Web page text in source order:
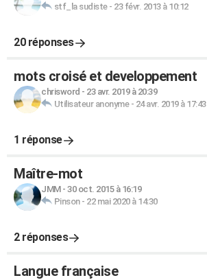
stf_la sudiste- 23 févr. 2013 à 10:12
20 réponses
mots croisé et developpement
chrisword - 23 avr. 2019 à 20:39
Utilisateur anonyme- 24 avr. 2019 à 17:43
1 réponse
Maître-mot
JMM- 30 oct. 2015 à 16:19
Pinson- 22 mai 2020 à 14:30
2 réponses
Langue française